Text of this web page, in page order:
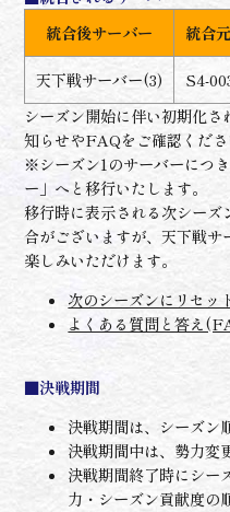
統合後サーバー
統合
天下戦サーバー(3)
S4-
シーズン開始に伴い初期化
知らせやFAQをご確認くださ
※シーズン1のサーバーにつ
ー」へと移行いたします。
移行時に表示される次シー
合がございますが、天下戦
楽しみいただけます。
次のシーズンにリセッ
よくある質問と答え
■決戦期間
決戦期間は、シーズン
決戦期間中は、勢力変
決戦期間終了時にシー
力・シーズン貢献度の